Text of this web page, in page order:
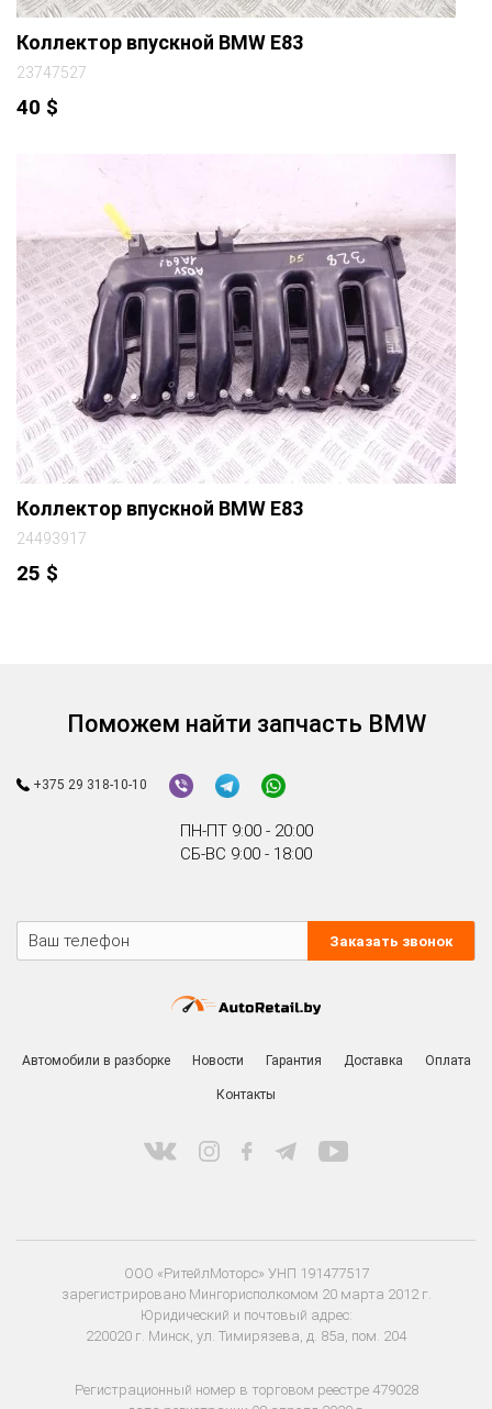
Коллектор впускной BMW E83
23747527
40 $
Коллектор впускной BMW E83
24493917
25 $
Поможем найти запчасть BMW
+375 29 318-10-10
ПН-ПТ 9:00 - 20:00
СБ-ВС 9:00 - 18:00
Заказать звонок
Автомобили в разборке Новости Гарантия Доставка Оплата
Контакты
ООО «РитейлМоторс» УНП 191477517
зарегистрировано Мингорисполкомом 20 марта 2012 г.
Юридический и почтовый адрес:
220020 г. Минск, ул. Тимирязева, д. 85а, пом. 204
Регистрационный номер в торговом реестре 479028